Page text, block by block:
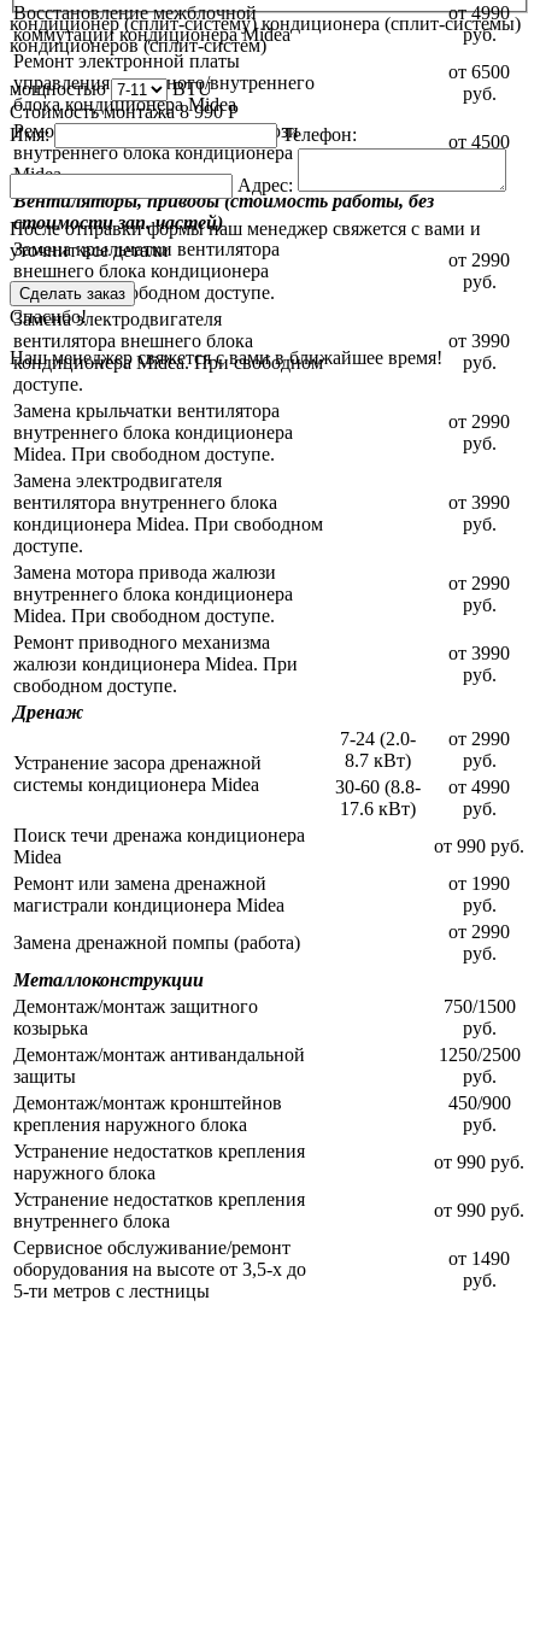
Восстановление межблочной
коммутации кондиционера Midea
от 4990
руб.
Ремонт электронной платы
управления наружного/внутреннего
блока кондиционера Midea
от 6500
руб.
Ремонт платы управления жалюзи
внутреннего блока кондиционера
Midea
от 4500
Вентиляторы, приводы (стоимость работы, без
стоимости зап. частей)
Замена крыльчатки вентилятора
внешнего блока кондиционера
Midea. При свободном доступе.
от 2990
руб.
Замена электродвигателя
вентилятора внешнего блока
кондиционера Midea. При свободном
доступе.
от 3990
руб.
Замена крыльчатки вентилятора
внутреннего блока кондиционера
Midea. При свободном доступе.
от 2990
руб.
Замена электродвигателя
вентилятора внутреннего блока
кондиционера Midea. При свободном
доступе.
от 3990
руб.
Замена мотора привода жалюзи
внутреннего блока кондиционера
Midea. При свободном доступе.
от 2990
руб.
Ремонт приводного механизма
жалюзи кондиционера Midea. При
свободном доступе.
от 3990
руб.
Дренаж
Устранение засора дренажной
системы кондиционера Midea
7-24 (2.0-
8.7 кВт)
от 2990
руб.
30-60 (8.8-
17.6 кВт)
от 4990
руб.
Поиск течи дренажа кондиционера
Midea
от 990 руб.
Ремонт или замена дренажной
магистрали кондиционера Midea
от 1990
руб.
Замена дренажной помпы (работа)
от 2990
руб.
Металлоконструкции
Демонтаж/монтаж защитного
козырька
750/1500
руб.
Демонтаж/монтаж антивандальной
защиты
1250/2500
руб.
Демонтаж/монтаж кронштейнов
крепления наружного блока
450/900
руб.
Устранение недостатков крепления
наружного блока
от 990 руб.
Устранение недостатков крепления
внутреннего блока
от 990 руб.
Сервисное обслуживание/ремонт
оборудования на высоте от 3,5-х до
5-ти метров с лестницы
от 1490
руб.
кондиционер (сплит-систему) кондиционера (сплит-системы)
кондиционеров (сплит-систем)
мощностью
BTU
Стоимость монтажа8 990 Р
Имя:
Телефон:
Адрес:
После отправки формы наш менеджер свяжется с вами и
уточнит все детали
Сделать заказ
Спасибо!
Наш менеджер свяжется с вами в ближайшее время!